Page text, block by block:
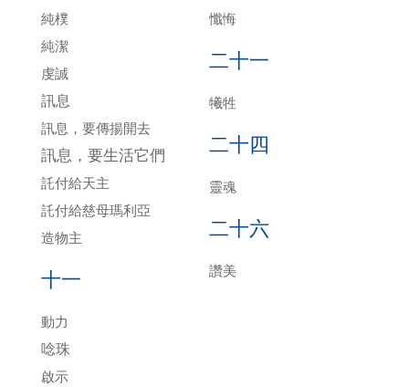
純樸
純潔
虔誠
訊息
訊息，要傳揚開去
訊息，要生活它們
託付給天主
託付給慈母瑪利亞
造物主
十一
動力
唸珠
啟示
懺悔
二十一
犧牲
二十四
靈魂
二十六
讚美